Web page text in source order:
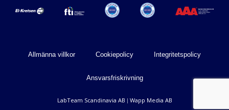
Allmänna villkor Cookiepolicy Integritetspolicy
Ansvarsfriskrivning
LabTeam Scandinavia AB | Wapp Media AB